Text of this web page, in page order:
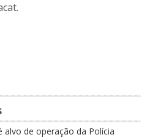
alvo de operação da Polícia